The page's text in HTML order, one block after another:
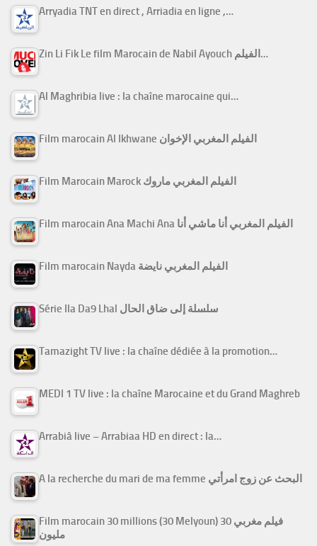
Arryadia TNT en direct , Arriadia en ligne ,…
Zin Li Fik Le film Marocain de Nabil Ayouch الفيلم…
Al Maghribia live : la chaîne marocaine qui…
Film marocain Al Ikhwane الفيلم المغربي الإخوان
Film Marocain Marock الفيلم المغربي ماروك
Film marocain Ana Machi Ana الفيلم المغربي أنا ماشي أنا
Film marocain Nayda الفيلم المغربي نايضة
Série Ila Da9 Lhal سلسلة إلى ضاق الحال
Tamazight TV live : la chaîne dédiée à la promotion…
MEDI 1 TV live : la chaîne Marocaine et du Grand Maghreb
Arrabiâ live – Arrabiaa HD en direct : la…
A la recherche du mari de ma femme البحث عن زوج امرأتي
Film marocain 30 millions (30 Melyoun) فيلم مغربي 30
مليون